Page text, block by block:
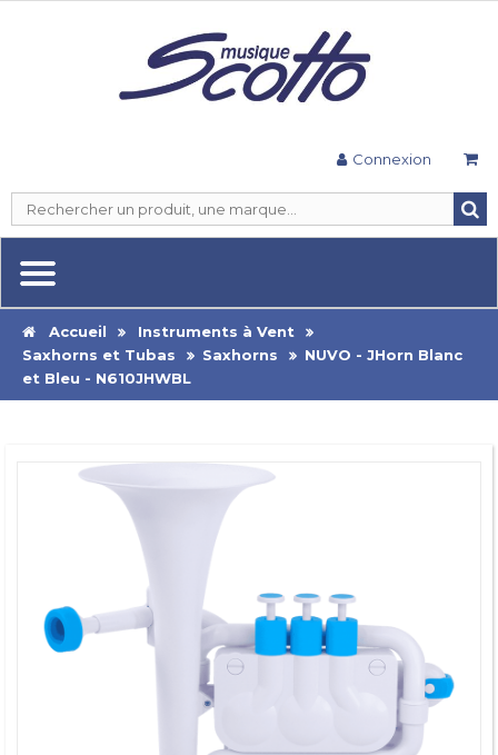
Connexion
Accueil
Instruments à Vent
Saxhorns et Tubas
Saxhorns
NUVO - JHorn Blanc
et Bleu - N610JHWBL